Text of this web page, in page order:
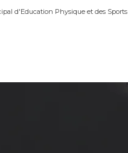
d'Education Physique et des Sports